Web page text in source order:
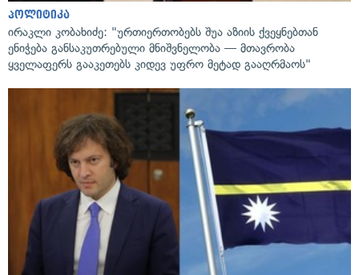
პოლიტიკა
ირაკლი კობახიძე: "ურთიერთობებს შუა აზიის ქვეყნებთან
ენიჭება განსაკუთრებული მნიშვნელობა — მთავრობა
ყველაფერს გააკეთებს კიდევ უფრო მეტად გააღრმაოს"